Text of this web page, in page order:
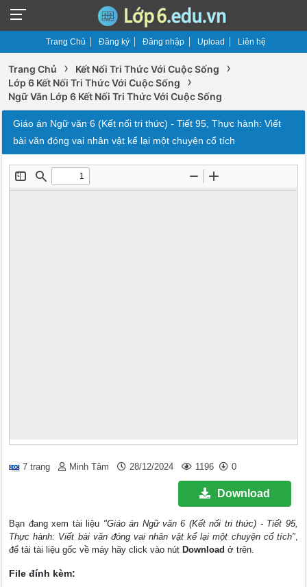
Trang Chủ Đăng ký Đăng nhập Upload Liên hệ
Trang Chủ › Kết Nối Tri Thức Với Cuộc Sống ›
Lớp 6 Kết Nối Tri Thức Với Cuộc Sống ›
Ngữ Văn Lớp 6 Kết Nối Tri Thức Với Cuộc Sống
Giáo án Ngữ văn 6 (Kết nối tri thức) - Tiết 95, Thực hành: Viết
bài văn đóng vai nhân vật kể lại một chuyện cổ tích
7 trang Minh Tâm 28/12/2024 1196 0
Download
Bạn đang xem tài liệu "Giáo án Ngữ văn 6 (Kết nối tri thức) - Tiết 95,
Thực hành: Viết bài văn đóng vai nhân vật kể lại một chuyện cổ tích",
để tải tài liệu gốc về máy hãy click vào nút Download ở trên.
File đính kèm: